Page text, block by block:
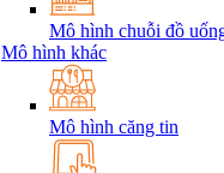
Mô hình chuỗi đồ
Mô hình khác
Mô hình căng tin